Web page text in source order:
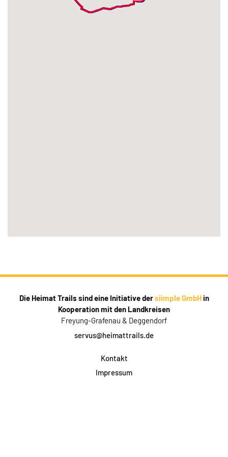
Die Heimat Trails sind eine Initiative dersiimple GmbHin
Kooperation mit den Landkreisen
Freyung-Grafenau & Deggendorf
servus@heimattrails.de
Kontakt
Impressum